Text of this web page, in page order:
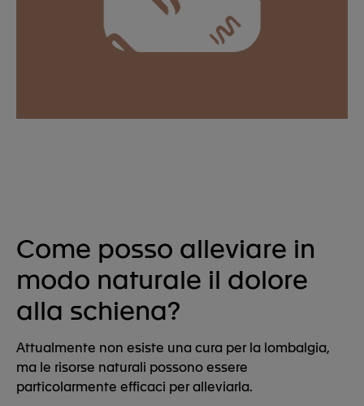
Come posso alleviare in
modo naturale il dolore
alla schiena?
Attualmente non esiste una cura per la lombalgia,
ma le risorse naturali possono essere
particolarmente efficaci per alleviarla.